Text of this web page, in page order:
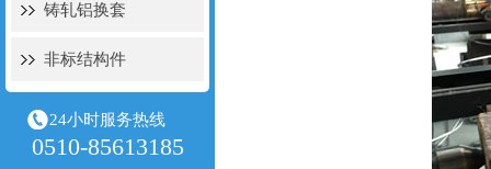
铸轧铝换套
非标结构件
24小时服务热线
0510-85613185